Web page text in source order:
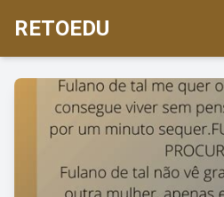
RETOEDU